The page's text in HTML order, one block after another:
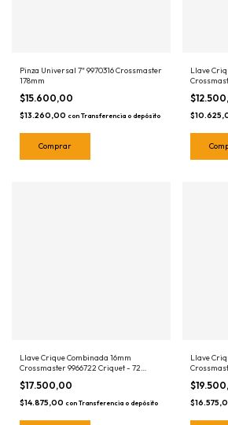
Pinza Universal 7" 9970316 Crossmaster
178mm
$15.600,00
$13.260,00 con Transferencia o depósito
Llave
Llave Crique Combinada 16mm
Crossmaster 9966722 Criquet - 72
dientes
$17.500,00
$14.875,00 con Transferencia o depósito
Llave
dientes